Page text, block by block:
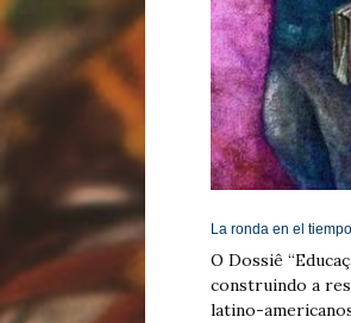
La ronda en el
O Dossiê
construindo a
latino-